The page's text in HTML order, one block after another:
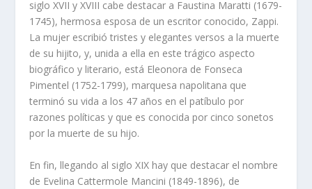
siglo XVII y XVIII cabe destacar a Faustina Maratti (1679-
1745), hermosa esposa de un escritor conocido, Zappi.
La mujer escribió tristes y elegantes versos a la muerte
de su hijito, y, unida a ella en este trágico aspecto
biográfico y literario, está Eleonora de Fonseca
Pimentel (1752-1799), marquesa napolitana que
terminó su vida a los 47 años en el patíbulo por
razones políticas y que es conocida por cinco sonetos
por la muerte de su hijo.
En fin, llegando al siglo XIX hay que destacar el nombre
de Evelina Cattermole Mancini (1849-1896), de